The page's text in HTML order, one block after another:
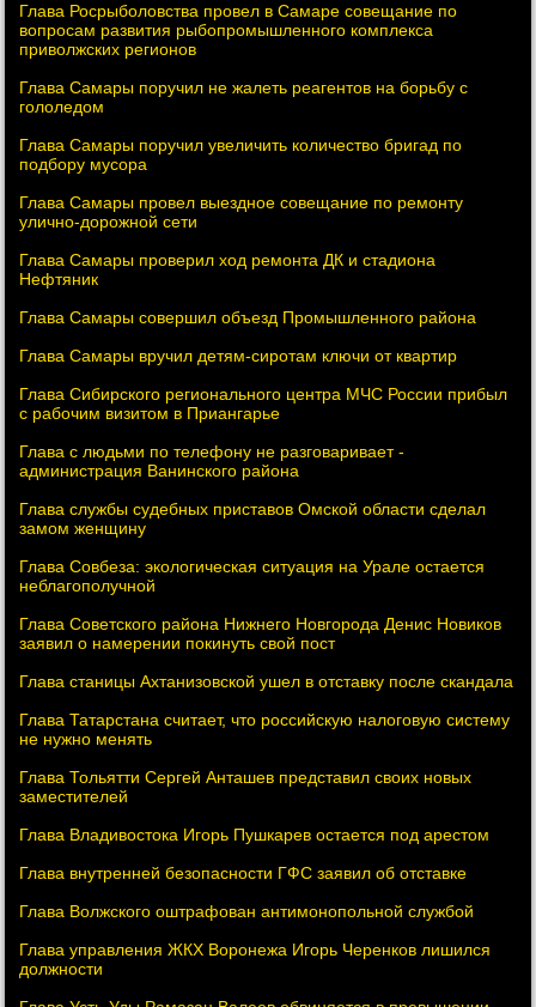
Глава Росрыболовства провел в Самаре совещание по
вопросам развития рыбопромышленного комплекса
приволжских регионов
Глава Самары поручил не жалеть реагентов на борьбу с
гололедом
Глава Самары поручил увеличить количество бригад по
подбору мусора
Глава Самары провел выездное совещание по ремонту
улично-дорожной сети
Глава Самары проверил ход ремонта ДК и стадиона
Нефтяник
Глава Самары совершил объезд Промышленного района
Глава Самары вручил детям-сиротам ключи от квартир
Глава Сибирского регионального центра МЧС России прибыл
с рабочим визитом в Приангарье
Глава с людьми по телефону не разговаривает -
администрация Ванинского района
Глава службы судебных приставов Омской области сделал
замом женщину
Глава Совбеза: экологическая ситуация на Урале остается
неблагополучной
Глава Советского района Нижнего Новгорода Денис Новиков
заявил о намерении покинуть свой пост
Глава станицы Ахтанизовской ушел в отставку после скандала
Глава Татарстана считает, что российскую налоговую систему
не нужно менять
Глава Тольятти Сергей Анташев представил своих новых
заместителей
Глава Владивостока Игорь Пушкарев остается под арестом
Глава внутренней безопасности ГФС заявил об отставке
Глава Волжского оштрафован антимонопольной службой
Глава управления ЖКХ Воронежа Игорь Черенков лишился
должности